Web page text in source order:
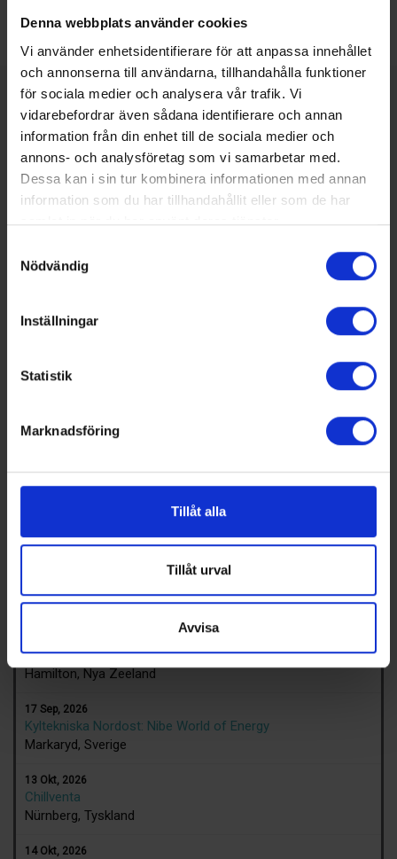
Denna webbplats använder cookies
Vi använder enhetsidentifierare för att anpassa innehållet
och annonserna till användarna, tillhandahålla funktioner
för sociala medier och analysera vår trafik. Vi
vidarebefordrar även sådana identifierare och annan
information från din enhet till de sociala medier och
annons- och analysföretag som vi samarbetar med.
Dessa kan i sin tur kombinera informationen med annan
information som du har tillhandahållit eller som de har
samlat in när du har använt deras tjänster.
Nödvändig
Inställningar
Statistik
Marknadsföring
Tillåt alla
Tillåt urval
Avvisa
SENASTE NUMRET
MEDIAPLAN
Energipålar i demonstrationsprojekt
PRENUMERERA PÅ VÅR TIDNING
Teknisk expert inom energi och
samhällsutveckling
KALENDER
17th IIR-Gustav Lorentzen Conference
Hamilton, Nya Zeeland
17 Sep, 2026
Kyltekniska Nordost: Nibe World of Energy
Markaryd, Sverige
13 Okt, 2026
Chillventa
Nürnberg, Tyskland
14 Okt, 2026